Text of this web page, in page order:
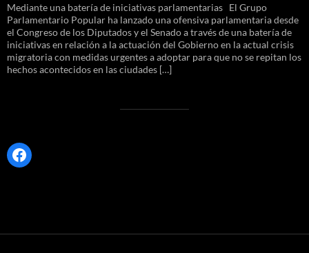
Mediante una batería de iniciativas parlamentarias El Grupo
Parlamentario Popular ha lanzado una ofensiva parlamentaria desde
el Congreso de los Diputados y el Senado a través de una batería de
iniciativas en relación a la actuación del Gobierno en la actual crisis
migratoria con medidas urgentes a adoptar para que no se repitan los
hechos acontecidos en las ciudades […]
Facebook